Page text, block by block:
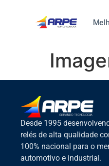
Desde 1995
relés de alta qualidade
100% nacional para o
automotivo e industrial.